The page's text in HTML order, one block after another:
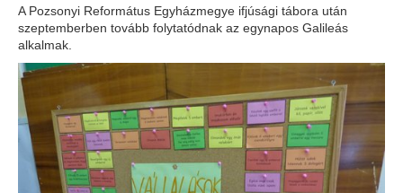
A Pozsonyi Református Egyházmegye ifjúsági tábora után
szeptemberben tovább folytatódnak az egynapos Galileás
alkalmak.